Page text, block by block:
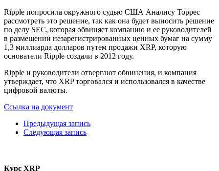
Ripple попросила окружного судью США Аналису Торрес
рассмотреть это решение, так как она будет выносить решение
по делу SEC, которая обвиняет компанию и ее руководителей
в размещении незарегистрированных ценных бумаг на сумму
1,3 миллиарда долларов путем продажи XRP, которую
основатели Ripple создали в 2012 году.
Ripple и руководители отвергают обвинения, и компания
утверждает, что XRP торговался и использовался в качестве
цифровой валюты.
Ссылка на документ
Предыдущая запись
Следующая запись
Курс XRP